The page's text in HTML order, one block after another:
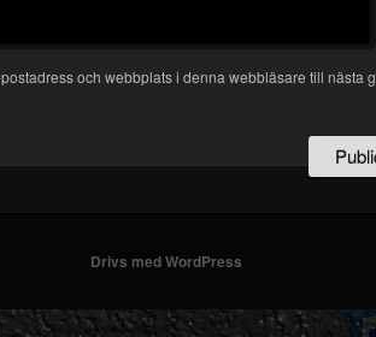
och webbplats i denna webbläsare till nästa
Drivs med WordPress